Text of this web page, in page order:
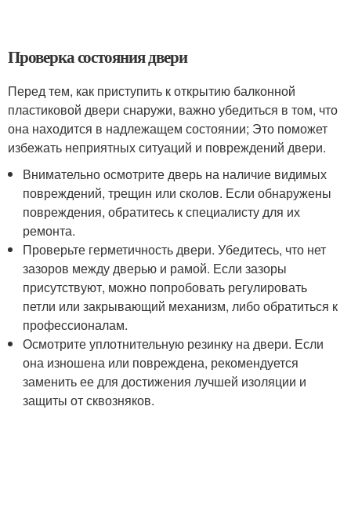
Проверка состояния двери
Перед тем, как приступить к открытию балконной
пластиковой двери снаружи, важно убедиться в том, что
она находится в надлежащем состоянии; Это поможет
избежать неприятных ситуаций и повреждений двери.​
Внимательно осмотрите дверь на наличие видимых
повреждений, трещин или сколов. Если обнаружены
повреждения, обратитесь к специалисту для их
ремонта.
Проверьте герметичность двери.​ Убедитесь, что нет
зазоров между дверью и рамой.​ Если зазоры
присутствуют, можно попробовать регулировать
петли или закрывающий механизм, либо обратиться к
профессионалам.​
Осмотрите уплотнительную резинку на двери. Если
она изношена или повреждена, рекомендуется
заменить ее для достижения лучшей изоляции и
защиты от сквозняков.